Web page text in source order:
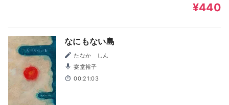
¥440
なにもない島
たなか しん
宴堂裕子
00:21:03